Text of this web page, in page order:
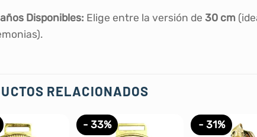
Disponibles: Elige entre la versión de 30 cm
RELACIONADOS
- 33% - 31%